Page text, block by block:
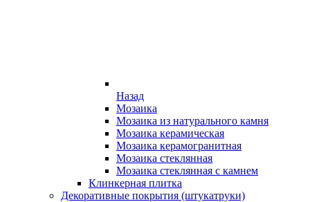
Назад
Мозаика
Мозаика из натурального камня
Мозаика керамическая
Мозаика керамогранитная
Мозаика стеклянная
Мозаика стеклянная с камнем
Клинкерная плитка
Декоративные покрытия (штукатруки)